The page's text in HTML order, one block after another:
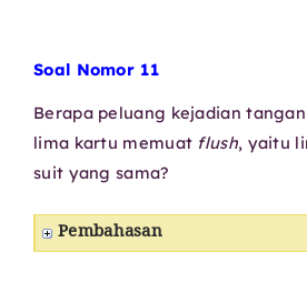
Soal Nomor 11
Berapa peluang kejadian
lima kartu memuat flush, yaitu
suit yang sama?
Pembahasan